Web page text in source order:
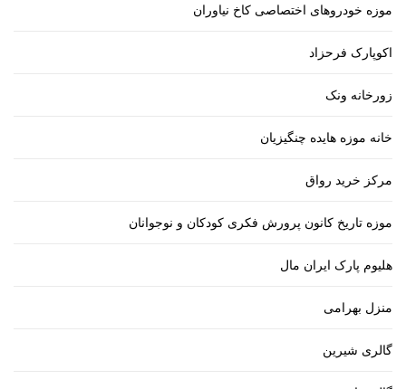
موزه خودروهای اختصاصی کاخ نیاوران
اکوپارک فرحزاد
زورخانه ونک
خانه موزه هایده چنگیزیان
مرکز خرید رواق
موزه تاریخ کانون پرورش فکری کودکان و نوجوانان
هلیوم پارک ایران مال
منزل بهرامی
گالری شیرین